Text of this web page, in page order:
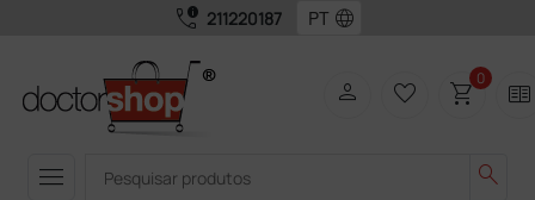
call_quality 211220187 language
menu search
person favorite_border shopping_cart0 two_pager